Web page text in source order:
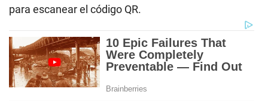
para escanear el código QR.